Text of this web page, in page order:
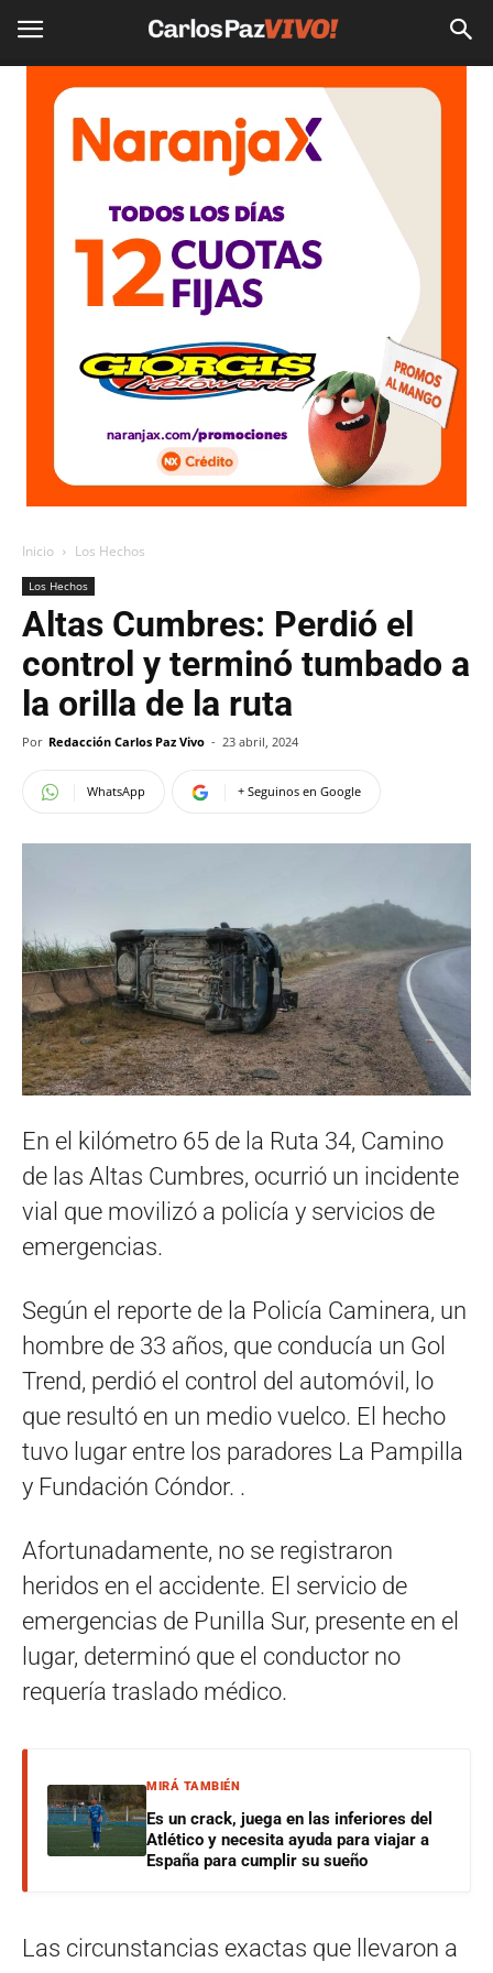
Inicio Los Hechos
Los Hechos
Altas Cumbres: Perdió el
control y terminó tumbado a
la orilla de la ruta
Por Redacción Carlos Paz Vivo - 23 abril, 2024
WhatsApp + Seguinos en Google
En el kilómetro 65 de la Ruta 34, Camino
de las Altas Cumbres, ocurrió un incidente
vial que movilizó a policía y servicios de
emergencias.
Según el reporte de la Policía Caminera, un
hombre de 33 años, que conducía un Gol
Trend, perdió el control del automóvil, lo
que resultó en un medio vuelco. El hecho
tuvo lugar entre los paradores La Pampilla
y Fundación Cóndor. .
Afortunadamente, no se registraron
heridos en el accidente. El servicio de
emergencias de Punilla Sur, presente en el
lugar, determinó que el conductor no
requería traslado médico.
MIRÁ TAMBIÉN
Es un crack, juega en las inferiores del
Atlético y necesita ayuda para viajar a
España para cumplir su sueño
Las circunstancias exactas que llevaron a